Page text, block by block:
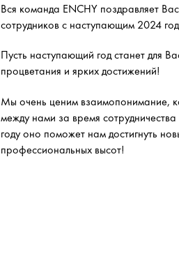
Вся команда ENCHY поздравляет
сотрудников с наступающим 2024
Пусть наступающий год станет для
процветания и ярких достижений!
Мы очень ценим взаимопонимание,
между нами за время
году оно поможет нам достигнуть
профессиональных высот!